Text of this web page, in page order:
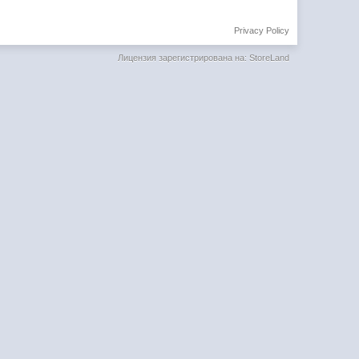
Privacy Policy
Лицензия зарегистрирована на: StoreLand